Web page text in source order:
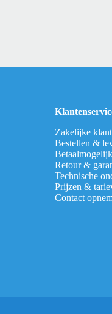
Zakelijke
Bestellen &
Retour &
Technische
Prijzen &
Contact